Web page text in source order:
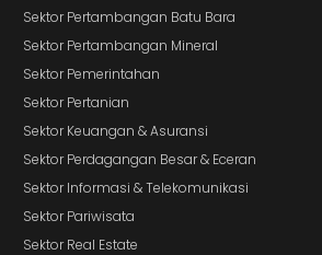
Sektor Pertambangan Batu Bara
Sektor Pertambangan Mineral
Sektor Pemerintahan
Sektor Pertanian
Sektor Keuangan & Asuransi
Sektor Perdagangan Besar & Eceran
Sektor Informasi & Telekomunikasi
Sektor Pariwisata
Sektor Real Estate